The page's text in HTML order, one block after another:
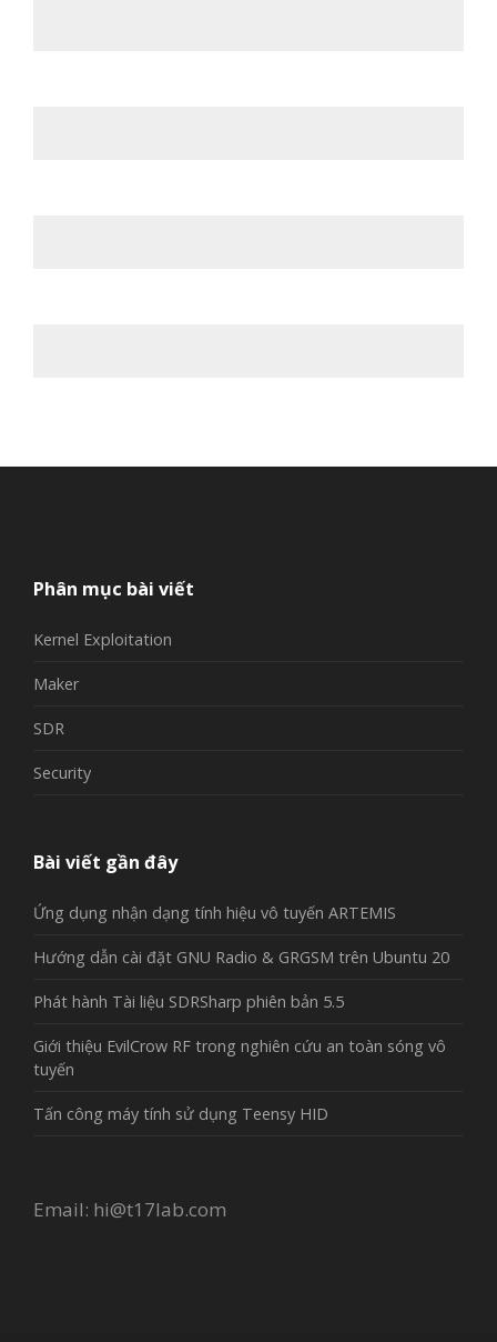
Phân mục bài viết
Kernel Exploitation
Maker
SDR
Security
Bài viết gần đây
Ứng dụng nhận dạng tính hiệu vô tuyến ARTEMIS
Hướng dẫn cài đặt GNU Radio & GRGSM trên Ubuntu 20
Phát hành Tài liệu SDRSharp phiên bản 5.5
Giới thiệu EvilCrow RF trong nghiên cứu an toàn sóng vô
tuyến
Tấn công máy tính sử dụng Teensy HID
Email: hi@t17lab.com